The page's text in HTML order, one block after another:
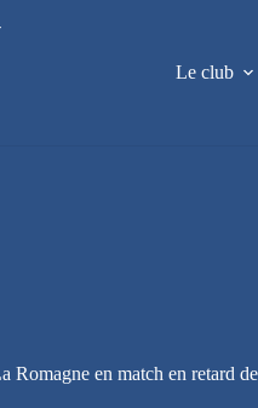
Le club
Romagne en match en retard